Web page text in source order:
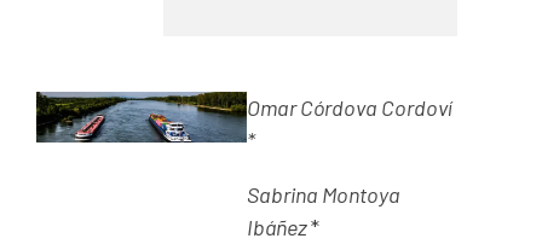
OmarCórdova Cordoví
*
Sabrina Montoya
Ibáñez*